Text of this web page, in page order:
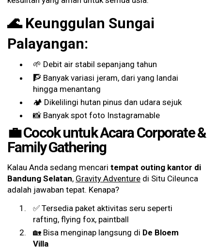
🌊 Keunggulan Sungai
Palayangan:
🌱 Debit air stabil sepanjang tahun
🧗 Banyak variasi jeram, dari yang landai
hingga menantang
🏕️ Dikelilingi hutan pinus dan udara sejuk
📸 Banyak spot foto Instagramable
💼 Cocok untuk Acara Corporate &
Family Gathering
Kalau Anda sedang mencari tempat outing kantor di
Bandung Selatan, Gravity Adventure di Situ Cileunca
adalah jawaban tepat. Kenapa?
✅ Tersedia paket aktivitas seru seperti
rafting, flying fox, paintball
🏡 Bisa menginap langsung di De Bloem
Villa